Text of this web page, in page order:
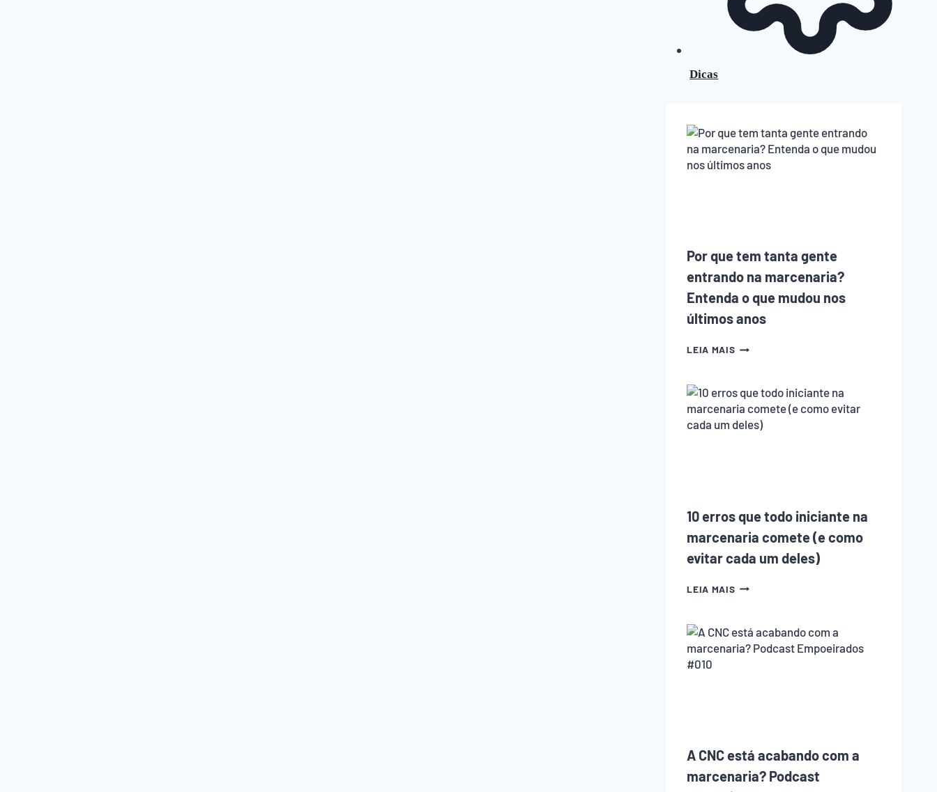
Dicas
Por que tem tanta gente
entrando na marcenaria?
Entenda o que mudou nos
últimos anos
LEIA MAISPOR
TANTA
GENTE
ENTRANDO
NA
ÚLTIMOS
ANOS
10 erros que todo iniciante na
marcenaria comete (e como
evitar cada um deles)
LEIA MAIS10
TODO
INICIANTE
NA
DELES)
A CNC está acabando com a
marcenaria? Podcast